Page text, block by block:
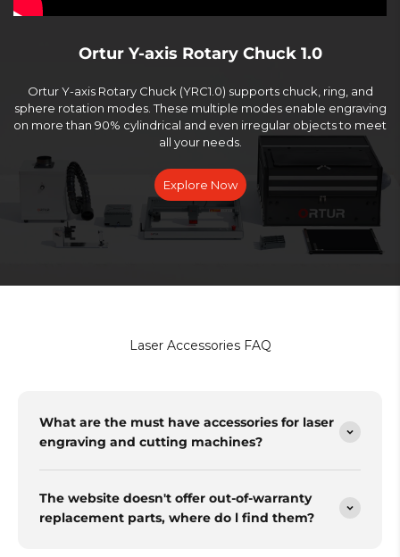
Ortur Y-axis Rotary Chuck 1.0
Ortur Y-axis Rotary Chuck (YRC1.0) supports chuck, ring, and
sphere rotation modes. These multiple modes enable engraving
on more than 90% cylindrical and even irregular objects to meet
all your needs.
Explore Now
Laser Accessories FAQ
What are the must have accessories for laser
engraving and cutting machines?
The website doesn't offer out-of-warranty
replacement parts, where do l find them?